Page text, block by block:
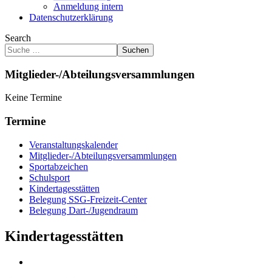
Anmeldung intern
Datenschutzerklärung
Search
Suchen
Mitglieder-/Abteilungsversammlungen
Keine Termine
Termine
Veranstaltungskalender
Mitglieder-/Abteilungsversammlungen
Sportabzeichen
Schulsport
Kindertagesstätten
Belegung SSG-Freizeit-Center
Belegung Dart-/Jugendraum
Kindertagesstätten